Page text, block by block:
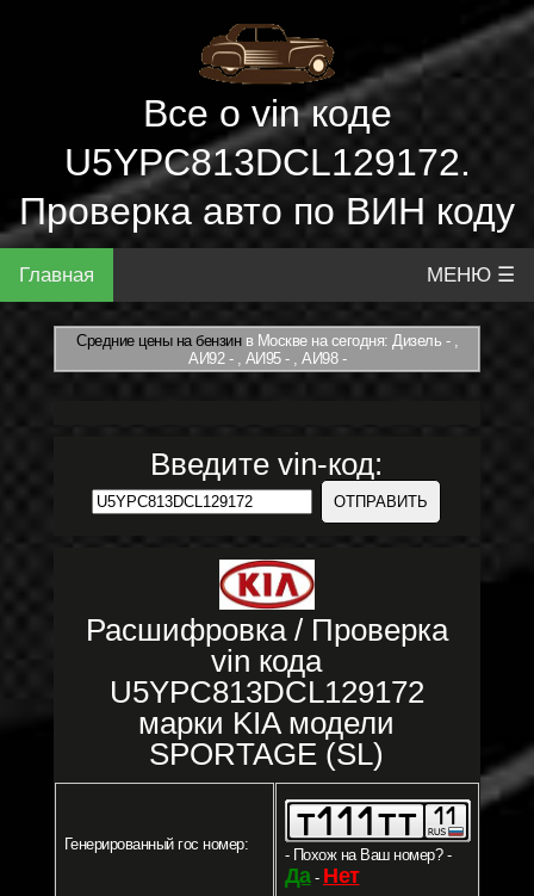
Все о vin коде
U5YPC813DCL129172.
Проверка авто по ВИН коду
Главная МЕНЮ ☰
Средние цены на бензинв Москве на сегодня: Дизель - ,
АИ92 - , АИ95 - , АИ98 -
Введите vin-код:
Расшифровка / Проверка
vin кода
U5YPC813DCL129172
марки KIA модели
SPORTAGE (SL)
Генерированный гос номер:
- Похож на Ваш номер? -
Да- Нет